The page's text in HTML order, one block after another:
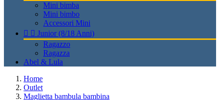
Mini bimba
Mini bimbo
Accessori Mini
  Junior (8/18 Anni)
Ragazzo
Ragazza
Abel & Lula
Home
Outlet
Maglietta bambula bambina